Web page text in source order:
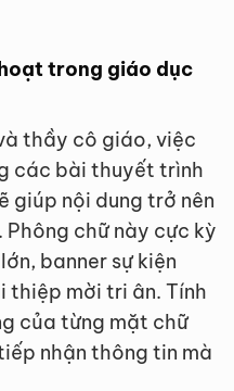
trong giáo dục
thầy cô giáo, việc
các bài thuyết trình
giúp nội dung trở nên
chữ này cực kỳ
banner sự kiện
mời tri ân. Tính
của từng mặt chữ
nhận thông tin mà